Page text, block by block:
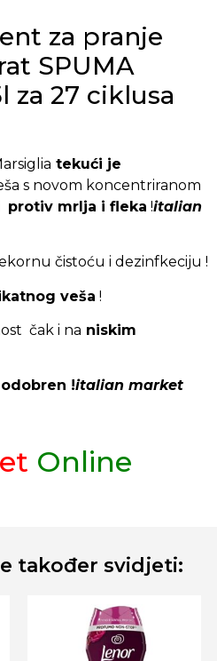
za pranje
SPUMA
za 27 ciklusa
tekući je
s novom koncentriranom
protiv mrlja i fleka !italian
čistoću i dezinfkeciju !
veša !
čak i na niskim
!italian market
Online
također svidjeti: